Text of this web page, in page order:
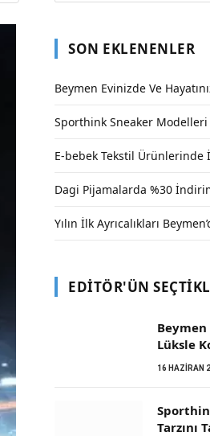
SON EKLENENLER
Beymen Evinizde Ve
Sporthink Sneaker Modelleri
E-bebek Tekstil
Dagi Pijamalarda %30
Yılın İlk Ayrıcalıkları
EDITÖR'ÜN
Beymen
Lüksle
16 HAZIRAN
Tarzını